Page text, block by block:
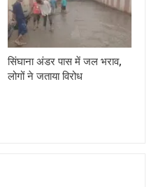
सिंघाना अंडर पास में जल भराव,
लोगों ने जताया विरोध